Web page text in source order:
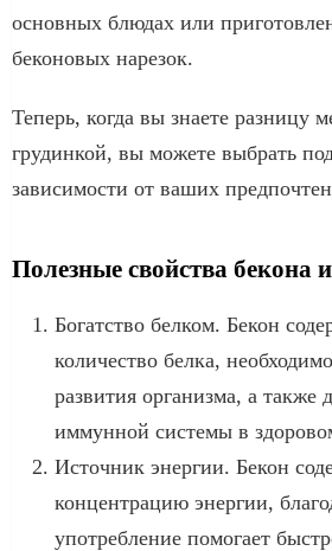
основных блюдах или
беконовых нарезок.
Теперь, когда вы знаете разницу
грудинкой, вы можете выбрать
зависимости от ваших
Полезные свойства бекона
Богатство белком. Бекон
количество белка,
развития организма, а также
иммунной системы в
Источник энергии. Бекон
концентрацию энергии,
употребление помогает